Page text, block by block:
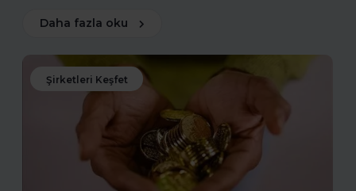
Daha fazla oku
Şirketleri Keşfet